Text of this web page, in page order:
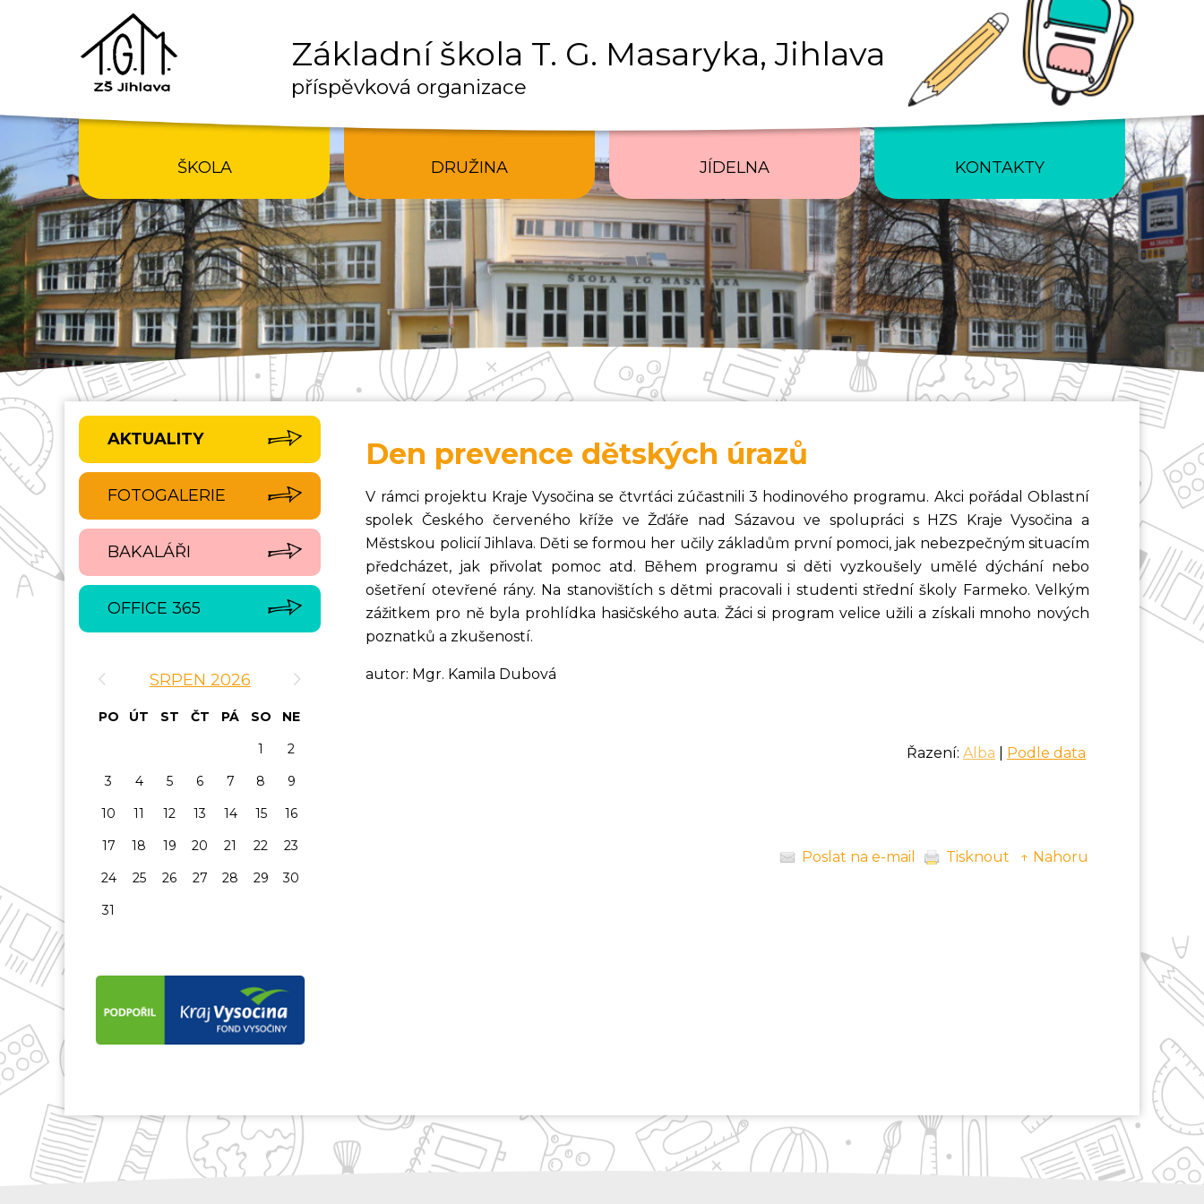
Základní škola T. G. Masaryka, Jihlava
příspěvková organizace
ŠKOLA DRUŽINA JÍDELNA KONTAKTY
Den prevence dětských úrazů
V rámci projektu Kraje Vysočina se čtvrťáci zúčastnili 3 hodinového programu. Akci pořádal Oblastní
spolek Českého červeného kříže ve Žďáře nad Sázavou ve spolupráci s HZS Kraje Vysočina a
Městskou policií Jihlava. Děti se formou her učily základům první pomoci, jak nebezpečným situacím
předcházet, jak přivolat pomoc atd. Během programu si děti vyzkoušely umělé dýchání nebo
ošetření otevřené rány. Na stanovištích s dětmi pracovali i studenti střední školy Farmeko. Velkým
zážitkem pro ně byla prohlídka hasičského auta. Žáci si program velice užili a získali mnoho nových
poznatků a zkušeností.
autor: Mgr. Kamila Dubová
Řazení: Alba Podle data
Poslat na e-mail Tisknout ↑ Nahoru
AKTUALITY
FOTOGALERIE
BAKALÁŘI
OFFICE 365
SRPEN 2026
PO ÚT ST ČT PÁ SO
NE
1
2
3
4 5 6 7 8
9
10
11 12 13 14 15
16
17
18 19 20 21 22
23
24
25 26 27 28 29
30
31